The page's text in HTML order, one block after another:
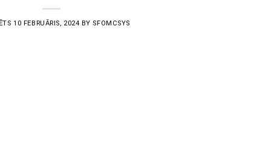
10 FEBRUĀRIS, 2024 BY SFOMCSYS